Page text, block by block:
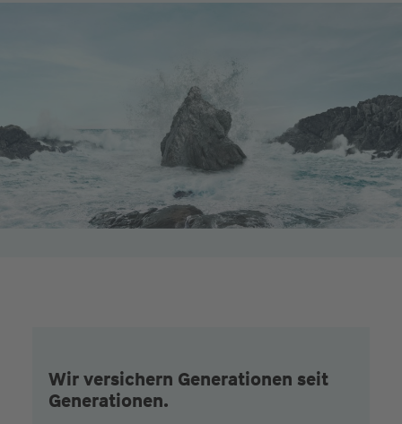
Wir versichern Generationen seit
Generationen.